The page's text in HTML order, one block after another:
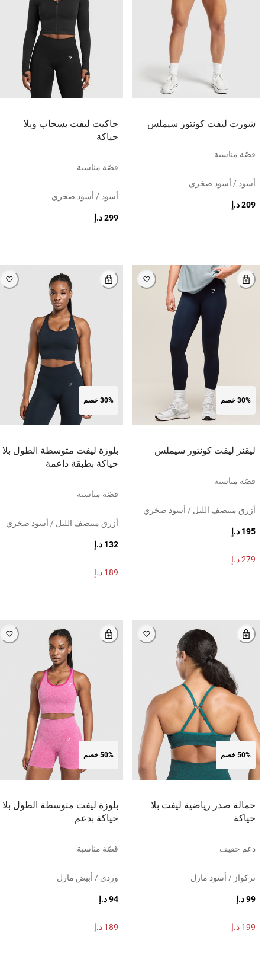
شورت ليفت كونتور سيملس
قصّة مناسبة
أسود / أسود صخري
209 د.إ
جاكيت ليفت بسحاب وبلا
حياكة
قصّة مناسبة
أسود / أسود صخري
299 د.إ
30% خصم
ليقنز ليفت كونتور سيملس
قصّة مناسبة
أزرق منتصف الليل / أسود صخري
195 د.إ
279 د.إ
30% خصم
بلوزة ليفت متوسطة الطول بلا
حياكة بطبقة داعمة
قصّة مناسبة
أزرق منتصف الليل / أسود صخري
132 د.إ
189 د.إ
50% خصم
حمالة صدر رياضية ليفت بلا
حياكة
دعم خفيف
تركواز / أسود مارل
99 د.إ
199 د.إ
50% خصم
بلوزة ليفت متوسطة الطول بلا
حياكة بدعم
قصّة مناسبة
وردي / أبيض مارل
94 د.إ
189 د.إ